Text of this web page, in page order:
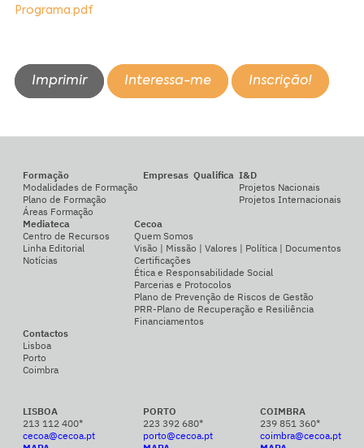
Programa.pdf
Imprimir Interessa-me Inscrição!
Formação
Modalidades de Formação
Plano de Formação
Áreas Formação
Empresas Qualifica I&D
Projetos Nacionais
Projetos Internacionais
Mediateca
Centro de Recursos
Linha Editorial
Notícias
Cecoa
Quem Somos
Visão | Missão | Valores | Política | Documentos
Certificações
Ética e Responsabilidade Social
Parcerias e Protocolos
Plano de Prevenção de Riscos de Gestão
PRR-Plano de Recuperação e Resiliência
Financiamentos
Contactos
Lisboa
Porto
Coimbra
LISBOA
213 112 400*
cecoa@cecoa.pt
PORTO
223 392 680*
porto@cecoa.pt
COIMBRA
239 851 360*
coimbra@cecoa.pt